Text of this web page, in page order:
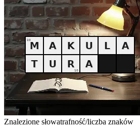
Znalezione słowatrafność/liczba znaków